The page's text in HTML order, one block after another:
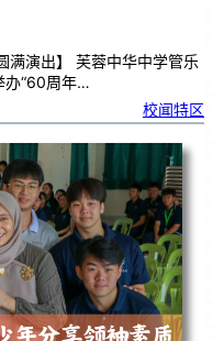
满演出】 芙蓉中华中学管乐
办“60周年…
校闻特区